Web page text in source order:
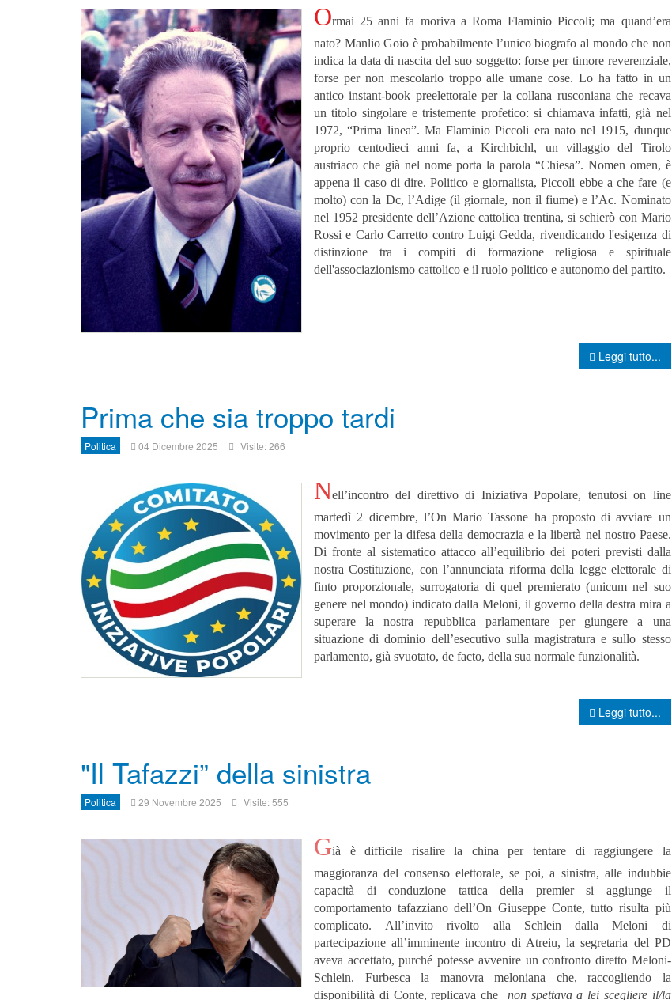
Ormai 25 anni fa moriva a Roma Flaminio Piccoli; ma quand’era
nato? Manlio Goio è probabilmente l’unico biografo al mondo che non
indica la data di nascita del suo soggetto: forse per timore reverenziale,
forse per non mescolarlo troppo alle umane cose. Lo ha fatto in un
antico instant-book preelettorale per la collana rusconiana che recava
un titolo singolare e tristemente profetico: si chiamava infatti, già nel
1972, “Prima linea”. Ma Flaminio Piccoli era nato nel 1915, dunque
proprio centodieci anni fa, a Kirchbichl, un villaggio del Tirolo
austriaco che già nel nome porta la parola “Chiesa”. Nomen omen, è
appena il caso di dire.Politico e giornalista, Piccoli ebbe a che fare (e
molto) con la Dc, l’Adige (il giornale, non il fiume) e l’Ac. Nominato
nel 1952 presidente dell’Azione cattolica trentina, si schierò con Mario
Rossi e Carlo Carretto contro Luigi Gedda, rivendicando l'esigenza di
distinzione tra i compiti di formazione religiosa e spirituale
dell'associazionismo cattolico e il ruolo politico e autonomo del partito.
Leggi tutto...
Prima che sia troppo tardi
Politica 04 Dicembre 2025 Visite: 266
Nell’incontro del direttivo di Iniziativa Popolare, tenutosi on line
martedì 2 dicembre, l’On Mario Tassone ha proposto di avviare un
movimento per la difesa della democrazia e la libertà nel nostro Paese.
Di fronte al sistematico attacco all’equilibrio dei poteri previsti dalla
nostra Costituzione, con l’annunciata riforma della legge elettorale di
finto proporzionale, surrogatoria di quel premierato (unicum nel suo
genere nel mondo) indicato dalla Meloni, il governo della destra mira a
superare la nostra repubblica parlamentare per giungere a una
situazione di dominio dell’esecutivo sulla magistratura e sullo stesso
parlamento, già svuotato, de facto, della sua normale funzionalità.
Leggi tutto...
"Il Tafazzi” della sinistra
Politica 29 Novembre 2025 Visite: 555
Già è difficile risalire la china per tentare di raggiungere la
maggioranza del consenso elettorale, se poi, a sinistra, alle indubbie
capacità di conduzione tattica della premier si aggiunge il
comportamento tafazziano dell’On Giuseppe Conte, tutto risulta più
complicato. All’invito rivolto alla Schlein dalla Meloni di
partecipazione all’imminente incontro di Atreiu, la segretaria del PD
aveva accettato, purché potesse avvenire un confronto diretto Meloni-
Schlein. Furbesca la manovra meloniana che, raccogliendo la
disponibilità di Conte, replicava che non spettava a lei scegliere il/la